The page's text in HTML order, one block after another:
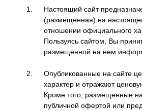
Настоящий сайт
(размещенная) на
отношении официального
Пользуясь сайтом, Вы
размещенной на нем
Опубликованные на сайте
характер и отражают
Кроме того, размещенные
публичной офертой или